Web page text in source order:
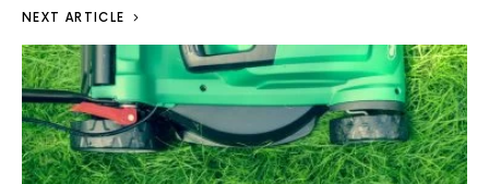
NEXT ARTICLE